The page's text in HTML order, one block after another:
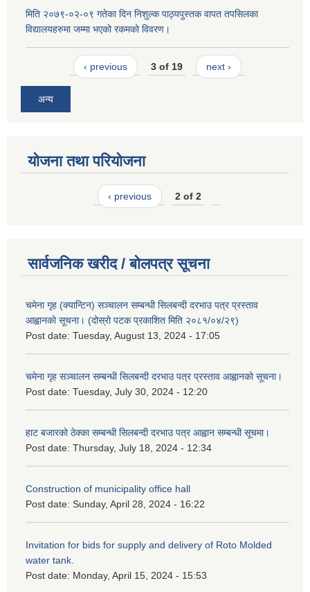
मिति २०७९-०२-०९ गतेका दिन निशुल्क पाठ्यपुस्तक वापत तपसिलका
विद्यालयहरुमा जम्मा भएको रकमको विवरण।
‹ previous 3 of 19 next ›
अन्य
योजना तथा परियोजना
‹ previous 2 of 2
सार्वजनिक खरीद / बोलपत्र सूचना
चमेना गृह (क्यान्टिन) सञ्चालन सम्बन्धी सिलबन्दी दरभाउ पत्र प्रस्ताव
आह्वानको सूचना। (दोस्रो पटक प्रकाशित मिति २०८१/०४/२९)
Post date: Tuesday, August 13, 2024 - 17:05
चमेना गृह सञ्चालन सम्बन्धी सिलबन्दी दरभाउ पत्र प्रस्ताव आह्वानको सूचना।
Post date: Tuesday, July 30, 2024 - 12:20
हाट बजारको ठेक्का सम्बन्धी सिलबन्दी दरभाउ पत्र आह्वान सम्बन्धी सूचमा।
Post date: Thursday, July 18, 2024 - 12:34
Construction of municipality office hall
Post date: Sunday, April 28, 2024 - 16:22
Invitation for bids for supply and delivery of Roto Molded
water tank.
Post date: Monday, April 15, 2024 - 15:53